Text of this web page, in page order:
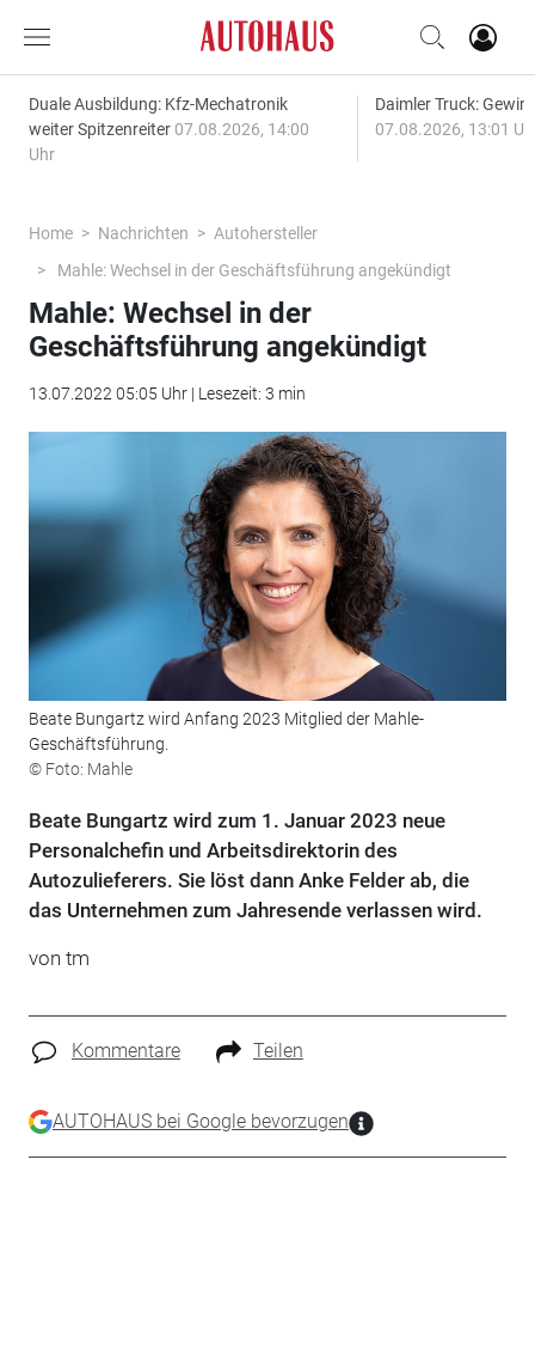
Duale Ausbildung: Kfz-Mechatronik
weiter Spitzenreiter 07.08.2026, 14:00
Uhr
Daimler Truck:
07.08.2026, 13:01
Home Nachrichten
Autohersteller
Mahle: Wechsel in der Geschäftsführung angekündigt
Mahle: Wechsel in der
Geschäftsführung angekündigt
13.07.2022 05:05 Uhr | Lesezeit: 3 min
Beate Bungartz wird Anfang 2023 Mitglied der Mahle-
Geschäftsführung.
© Foto: Mahle
Beate Bungartz wird zum 1. Januar 2023 neue
Personalchefin und Arbeitsdirektorin des
Autozulieferers. Sie löst dann Anke Felder ab, die
das Unternehmen zum Jahresende verlassen wird.
von tm
Kommentare Teilen
AUTOHAUS bei Google bevorzugen